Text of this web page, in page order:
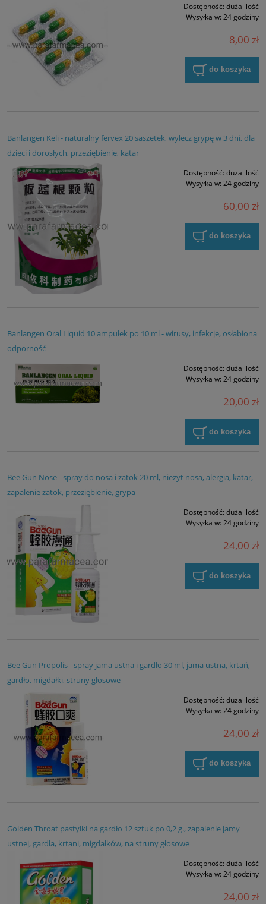
Dostępność: duża ilość
Wysyłka w: 24 godziny
8,00 zł
do koszyka
Banlangen Keli - naturalny fervex 20 saszetek, wylecz grypę w 3 dni, dla
dzieci i dorosłych, przeziębienie, katar
Dostępność: duża ilość
Wysyłka w: 24 godziny
60,00 zł
do koszyka
Banlangen Oral Liquid 10 ampułek po 10 ml - wirusy, infekcje, osłabiona
odporność
Dostępność: duża ilość
Wysyłka w: 24 godziny
20,00 zł
do koszyka
Bee Gun Nose - spray do nosa i zatok 20 ml, nieżyt nosa, alergia, katar,
zapalenie zatok, przeziębienie, grypa
Dostępność: duża ilość
Wysyłka w: 24 godziny
24,00 zł
do koszyka
Bee Gun Propolis - spray jama ustna i gardło 30 ml, jama ustna, krtań,
gardło, migdałki, struny głosowe
Dostępność: duża ilość
Wysyłka w: 24 godziny
24,00 zł
do koszyka
Golden Throat pastylki na gardło 12 sztuk po 0,2 g., zapalenie jamy
ustnej, gardła, krtani, migdałków, na struny głosowe
Dostępność: duża ilość
Wysyłka w: 24 godziny
24,00 zł